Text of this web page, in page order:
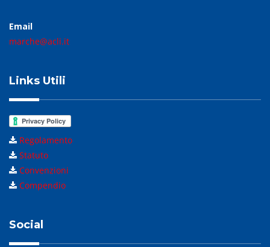
Email
marche@acli.it
Links Utili
Regolamento
Statuto
Convenzioni
Compendio
Social